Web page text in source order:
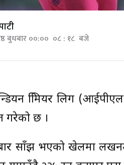
बुधबार ००:०० ०८ : १८ बजे
प्रिमियर लिग
गरेको छ ।
साँझ भएको खेलमा